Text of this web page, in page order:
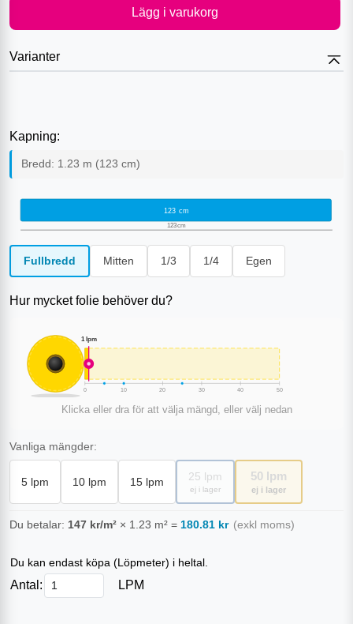
Lägg i varukorg
Varianter
Kapning:
Bredd: 1.23 m (123 cm)
123 cm
123cm
Fullbredd Mitten 1/3 1/4 Egen
Hur mycket folie behöver du?
1lpm
0 10 20 30 40 50
Klicka eller dra för att välja mängd, eller välj nedan
Vanliga mängder:
5 lpm 10 lpm 15 lpm 25 lpm
ej i lager
50 lpm
ej i lager
Du betalar: 147 kr/m² × 1.23 m² = 180.81 kr (exkl moms)
Du kan endast köpa (Löpmeter) i heltal.
Antal: LPM